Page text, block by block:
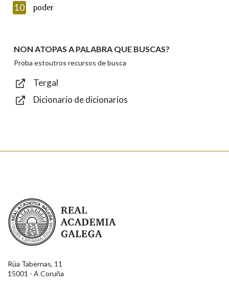
Introduce o código que aparece na imaxe:
Texto de verificación
10 poder
NON ATOPAS A PALABRA QUE BUSCAS?
Proba estoutros recursos de busca
Tergal
Dicionario de dicionarios
Real Academia Galega
Rúa Tabernas, 11
15001 - A Coruña